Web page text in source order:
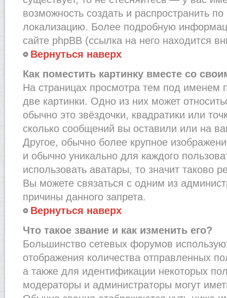
возможность создать и распространить
локализацию. Более подробную
сайте phpBB (ссылка на него находится
Вернуться наверх
Как поместить картинку вместе со
На страницах просмотра тем под именем
две картинки. Одно из них может
обычно это звёздочки, квадратики или
сколько сообщений вы оставили или на
Другое, обычно более крупное
и обычно уникально для каждого
использовать аватары, то значит таково
Вы можете связаться с одним из
причины данного запрета.
Вернуться наверх
Что такое звание и как изменить его?
Большинство сетевых форумов
отображения количества отправленных
а также для идентификации некоторых
модераторы и администраторы могут